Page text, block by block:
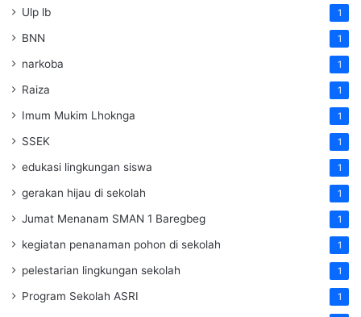
Ulp lb 1
BNN 1
narkoba 1
Raiza 1
Imum Mukim Lhoknga 1
SSEK 1
edukasi lingkungan siswa 1
gerakan hijau di sekolah 1
Jumat Menanam SMAN 1 Baregbeg 1
kegiatan penanaman pohon di sekolah 1
pelestarian lingkungan sekolah 1
Program Sekolah ASRI 1